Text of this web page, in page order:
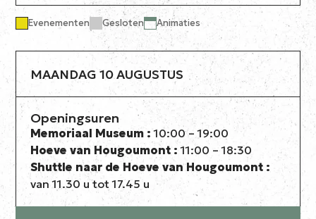
Evenementen Gesloten Animaties
MAANDAG 10 AUGUSTUS
Openingsuren
Memoriaal Museum : 10:00 – 19:00
Hoeve van Hougoumont : 11:00 – 18:30
Shuttle naar de Hoeve van Hougoumont :
van 11.30 u tot 17.45 u